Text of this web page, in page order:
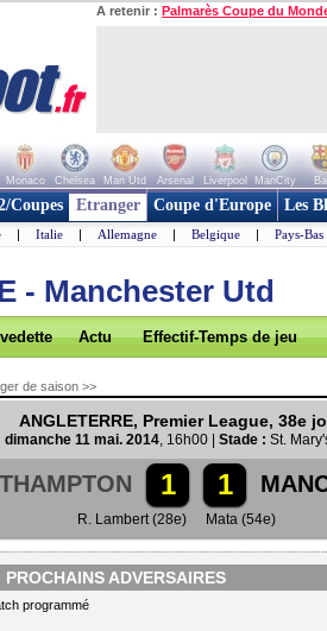
A retenir : Palmarès Coupe du
Monaco Chelsea Man Utd Arsenal Liverpool ManCity
Coupes Etranger Coupe d'Europe Les
| Italie | Allemagne | Belgique | Pays-Bas
- Manchester Utd
Actu Effectif-Temps de jeu
de saison >>
ANGLETERRE, Premier League, 38e
dimanche 11 mai. 2014, 16h00 | Stade : St.
1 1
R. Lambert (28e) Mata (54e)
PROCHAINS ADVERSAIRES
programmé